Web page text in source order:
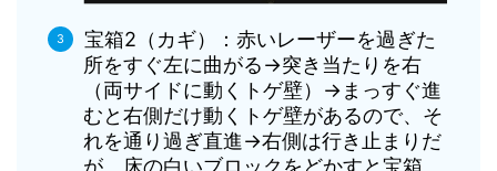
宝箱2（カギ）：赤いレーザーを過ぎた
所をすぐ左に曲がる→突き当たりを右
（両サイドに動くトゲ壁）→まっすぐ進
むと右側だけ動くトゲ壁があるので、そ
れを通り過ぎ直進→右側は行き止まりだ
が、床の白いブロックをどかすと宝箱